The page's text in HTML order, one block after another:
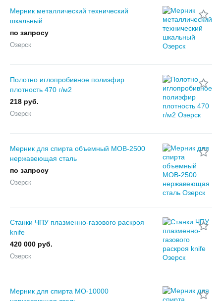
Мерник металлический технический
шкальный
по запросу
Озерск
Полотно иглопробивное полиэфир
плотность 470 г/м2
218 руб.
Озерск
Мерник для спирта объемный МОВ-2500
нержавеющая сталь
по запросу
Озерск
Станки ЧПУ плазменно-газового раскроя
knife
420 000 руб.
Озерск
Мерник для спирта МО-10000